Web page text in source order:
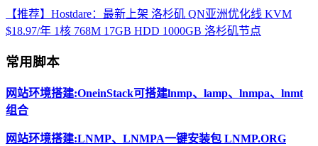
【推荐】Hostdare：最新上架 洛杉矶 QN亚洲优化线 KVM
$18.97/年 1核 768M 17GB HDD 1000GB 洛杉矶节点
常用脚本
网站环境搭建:OneinStack可搭建lnmp、lamp、lnmpa、lnmt
组合
网站环境搭建:LNMP、LNMPA一键安装包 LNMP.ORG